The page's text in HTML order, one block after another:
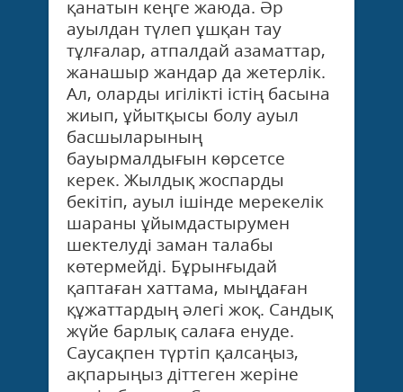
қанатын кеңге жаюда. Әр
ауылдан түлеп ұшқан тау
тұлғалар, атпалдай азаматтар,
жанашыр жандар да жетерлік.
Ал, оларды игілікті істің басына
жиып, ұйытқысы болу ауыл
басшыларының
бауырмалдығын көрсетсе
керек. Жылдық жоспарды
бекітіп, ауыл ішінде мерекелік
шараны ұйымдастырумен
шектелуді заман талабы
көтермейді. Бұрынғыдай
қаптаған хаттама, мыңдаған
құжаттардың әлегі жоқ. Сандық
жүйе барлық салаға енуде.
Саусақпен түртіп қалсаңыз,
ақпарыңыз діттеген жеріне